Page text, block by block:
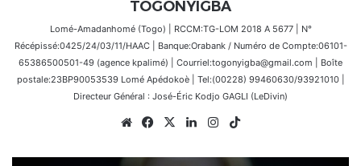
TOGONYIGBA
Lomé-Amadanhomé (Togo) | RCCM:TG-LOM 2018 A 5677 | N°
Récépissé:0425/24/03/11/HAAC | Banque:Orabank / Numéro de Compte:06101-
65386500501-49 (agence kpalimé) | Courriel:togonyigba@gmail.com | Boîte
postale:23BP90053539 Lomé Apédokoè | Tel:(00228) 99460630/93921010 |
Directeur Général : José-Éric Kodjo GAGLI (LeDivin)
WebsiteFacebook
X LinkedinInstagram